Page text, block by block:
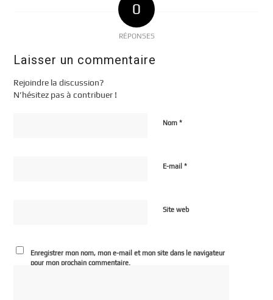
0
RÉPONSES
Laisser un commentaire
Rejoindre la discussion?
N’hésitez pas à contribuer !
Nom*
E-mail*
Site web
Enregistrer mon nom, mon e-mail et mon site dans le navigateur
pour mon prochain commentaire.